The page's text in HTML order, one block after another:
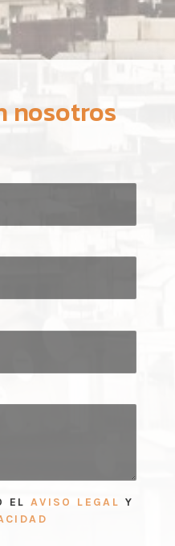
nosotros
EL AVISO LEGAL Y